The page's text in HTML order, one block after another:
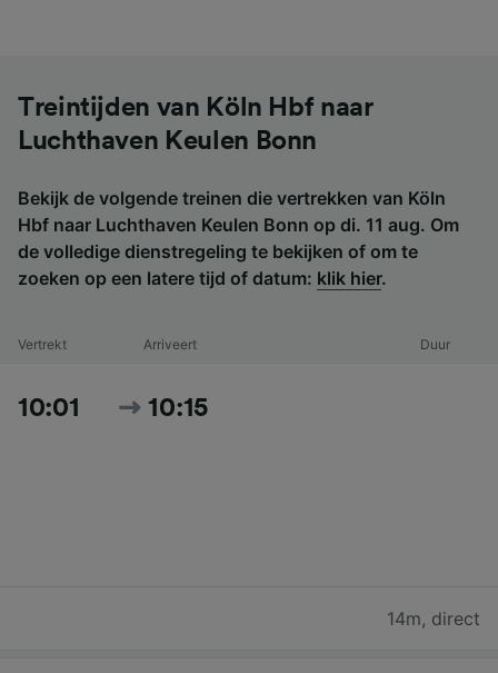
Treintijden van Köln Hbf naar
Luchthaven Keulen Bonn
Bekijk de volgende treinen die vertrekken van Köln
Hbf naar Luchthaven Keulen Bonn op di. 11 aug. Om
de volledige dienstregeling te bekijken of om te
zoeken op een latere tijd of datum: klik hier.
Vertrekt Arriveert Duur
10:01 10:15
14m, direct